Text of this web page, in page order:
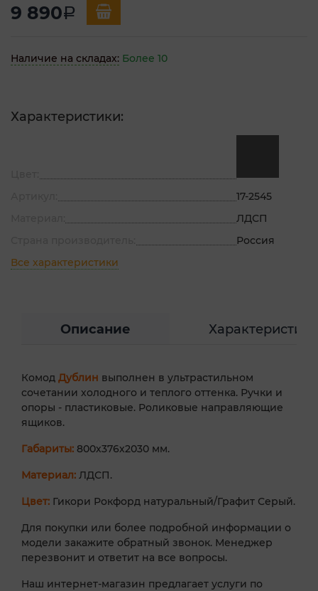
9 890a
Наличие на складах: Более 10
Характеристики:
17-2545
ЛДСП
Россия
Все характеристики
Описание Характеристики
Комод Дублин выполнен в ультрастильном
сочетании холодного и теплого оттенка. Ручки и
опоры - пластиковые. Роликовые направляющие
ящиков.
Габариты: 800х376х2030 мм.
Материал: ЛДСП.
Цвет: Гикори Рокфорд натуральный/Графит Серый.
Для покупки или более подробной информации о
модели закажите обратный звонок. Менеджер
перезвонит и ответит на все вопросы.
Наш интернет-магазин предлагает услуги по